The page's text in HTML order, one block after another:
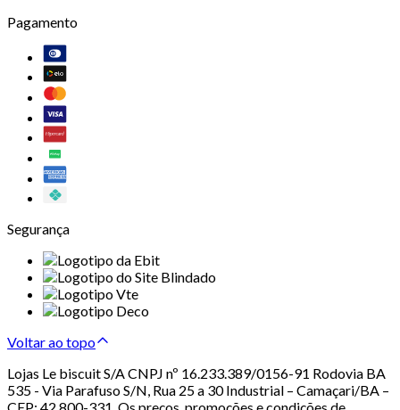
Pagamento
Segurança
Voltar ao topo
Lojas Le biscuit S/A CNPJ nº 16.233.389/0156-91 Rodovia BA
535 - Via Parafuso S/N, Rua 25 a 30 Industrial – Camaçari/BA –